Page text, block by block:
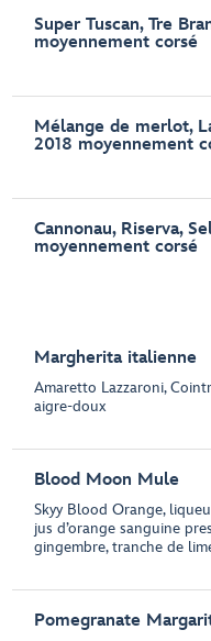
Super Tuscan, Tre
moyennement corsé
Mélange de merlot,
2018 moyennement
Cannonau, Riserva,
moyennement corsé
Margherita italienne
Amaretto Lazzaroni,
aigre-doux
Blood Moon Mule
Skyy Blood Orange,
jus d’orange sanguine
gingembre, tranche de
Pomegranate